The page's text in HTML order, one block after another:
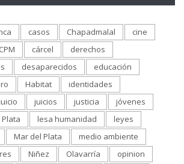
casos Chapadmalal
cine
CPM cárcel
derechos
desaparecidos
educación
Habitat
identidades
juicios justicia
jóvenes
Plata lesa humanidad
leyes
Mar del Plata
medio ambiente
Niñez Olavarría
opinion